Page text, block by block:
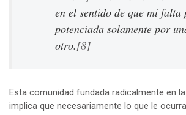
en el sen­tido de que mi falta
potenciada solamente por
otro.[8]
Esta comunidad fundada radicalmente en
implica que necesariamente lo que le